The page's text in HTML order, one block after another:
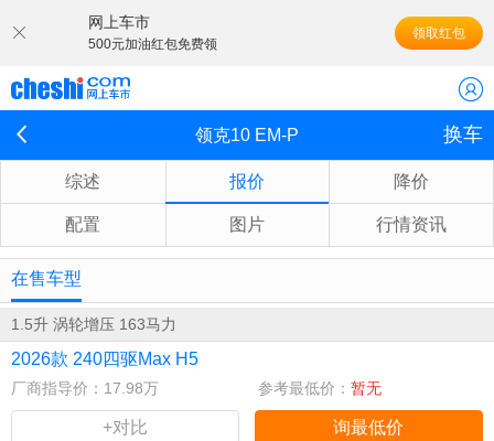
网上车市
500元加油红包免费领
领取红包
领克10 EM-P 换车
综述 报价 降价
配置 图片 行情资讯
在售车型
1.5升 涡轮增压 163马力
2026款 240四驱Max H5
厂商指导价：17.98万 参考最低价： 暂无
+对比 询最低价